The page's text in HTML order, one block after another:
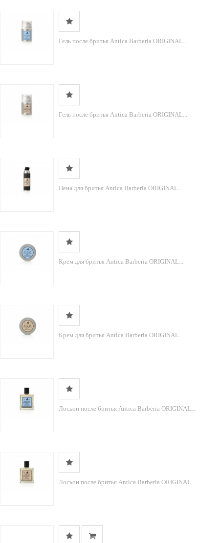
Гель после бритья Antica Barberia ORIGINAL...
Гель после бритья Antica Barberia ORIGINAL...
Пена для бритья Antica Barberia ORIGINAL...
Крем для бритья Antica Barberia ORIGINAL...
Крем для бритья Antica Barberia ORIGINAL...
Лосьон после бритья Antica Barberia ORIGINAL...
Лосьон после бритья Antica Barberia ORIGINAL...